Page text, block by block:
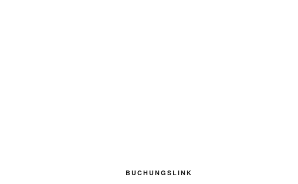
BUCHUNGSLINK